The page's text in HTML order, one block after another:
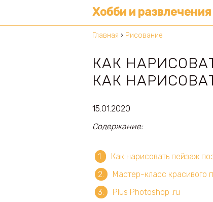
Хобби и развлечения
Главная › Рисование
КАК
КАК
15.01.2020
Содержание:
Как нарисовать пейзаж
Мастер-класс красивого
Plus Photoshop .ru